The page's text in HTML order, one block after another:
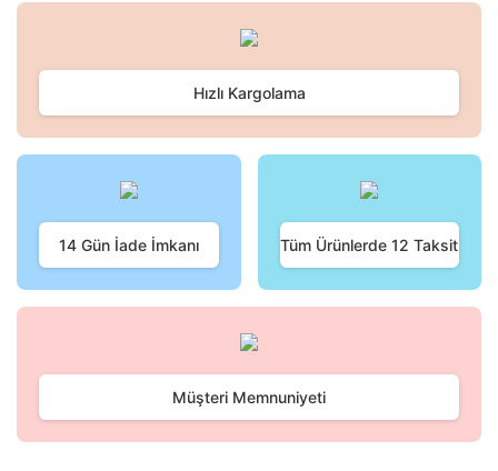
Hızlı Kargolama
14 Gün İade İmkanı Tüm Ürünlerde 12 Taksit
Müşteri Memnuniyeti